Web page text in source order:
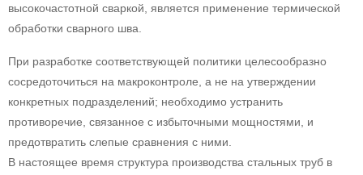
высокочастотной сваркой, является применение термической
обработки сварного шва.
При разработке соответствующей политики целесообразно
сосредоточиться на макроконтроле, а не на утверждении
конкретных подразделений; необходимо устранить
противоречие, связанное с избыточными мощностями, и
предотвратить слепые сравнения с ними.
В настоящее время структура производства стальных труб в